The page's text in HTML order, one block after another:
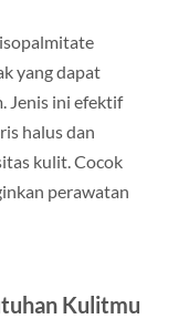
yang dapat
Jenis ini efektif
halus dan
kulit. Cocok
perawatan
Kulitmu